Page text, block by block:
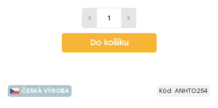
Do košíku
ČESKÁ VÝROBA Kód: ANHTO254